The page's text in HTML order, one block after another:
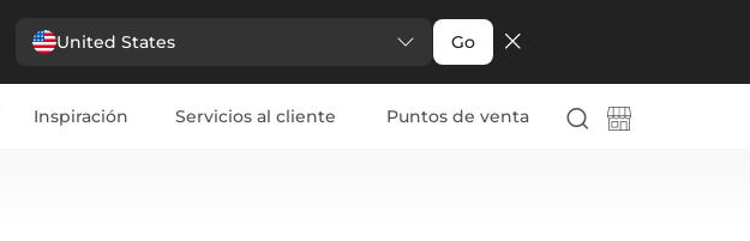
United States Go
Inspiración Servicios al cliente Puntos de venta